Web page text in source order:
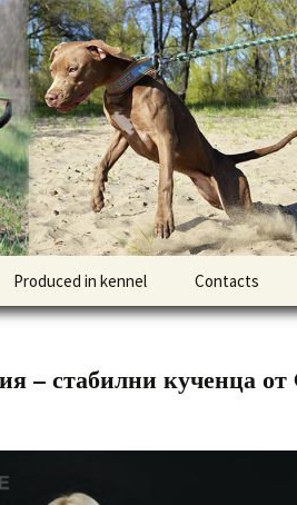
ADBA registered.
Produced in kennel Contacts
– стабилни кученца